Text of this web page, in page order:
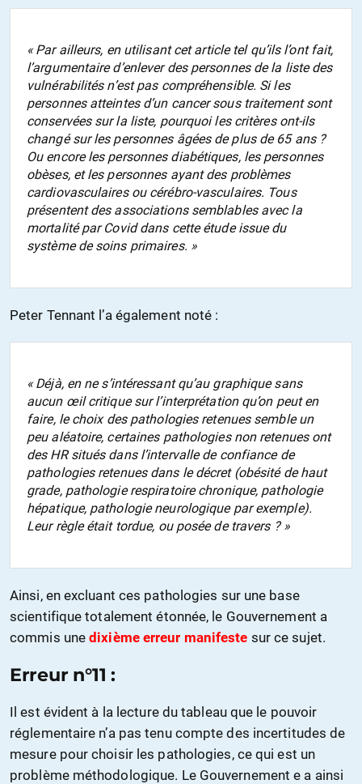
«Par ailleurs, en utilisant cet article tel qu’ils l’ont fait,
l’argumentaire d’enlever des personnes de la liste des
vulnérabilités n’est pas compréhensible. Si les
personnes atteintes d’un cancer sous traitement sont
conservées sur la liste, pourquoi les critères ont-ils
changé sur les personnes âgées de plus de 65 ans ?
Ou encore les personnes diabétiques, les personnes
obèses, et les personnes ayant des problèmes
cardiovasculaires ou cérébro-vasculaires. Tous
présentent des associations semblables avec la
mortalité par Covid dans cette étude issue du
système de soins primaires. »
Peter Tennant l’a également noté :
«Déjà, en ne s’intéressant qu’au graphique sans
aucun œil critique sur l’interprétation qu’on peut en
faire, le choix des pathologies retenues semble un
peu aléatoire, certaines pathologies non retenues ont
des HR situés dans l’intervalle de confiance de
pathologies retenues dans le décret (obésité de haut
grade, pathologie respiratoire chronique, pathologie
hépatique, pathologie neurologique par exemple).
Leur règle était tordue, ou posée de travers ?»
Ainsi, en excluant ces pathologies sur une base
scientifique totalement étonnée, le Gouvernement a
commis unedixième erreur manifeste sur ce sujet.
Erreur n°11 :
Il est évident à la lecture du tableau que le pouvoir
réglementaire n’a pas tenu compte des incertitudes de
mesure pour choisir les pathologies, ce qui est un
problème méthodologique. Le Gouvernement e a ainsi